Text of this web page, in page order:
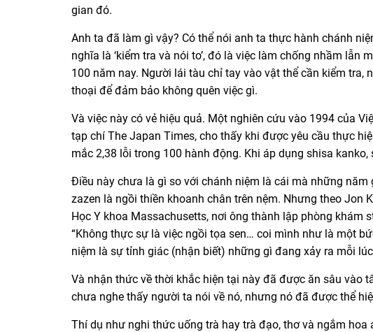
gian đó.
Anh ta đã làm gì vậy? Có thể nói anh ta thực hành chánh
nghĩa là ‘kiểm tra và nói to’, đó là việc làm chống nhầm
100 năm nay. Người lái tàu chỉ tay vào vật thể cần kiểm tra,
thoại để đảm bảo không quên việc gì.
Và việc này có vẻ hiệu quả. Một nghiên cứu vào 1994 của
tạp chí The Japan Times, cho thấy khi được yêu cầu thực
mắc 2,38 lỗi trong 100 hành động. Khi áp dụng shisa
Điều này chưa là gì so với chánh niệm là cái mà những năm
zazen là ngồi thiền khoanh chân trên nệm. Nhưng theo
Học Y khoa Massachusetts, nơi ông thành lập phòng khám
“Không thực sự là việc ngồi tọa sen… coi mình như là một
niệm là sự tỉnh giác (nhận biết) những gì đang xảy ra mỗi
Và nhận thức về thời khắc hiện tại này đã được ăn sâu vào
chưa nghe thấy người ta nói về nó, nhưng nó đã được thể
Thí dụ như nghi thức uống trà hay trà đạo, thơ và ngắm